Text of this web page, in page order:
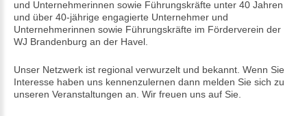
und Unternehmerinnen sowie Führungskräfte unter 40 Jahren
und über 40-jährige engagierte Unternehmer und
Unternehmerinnen sowie Führungskräfte im Förderverein der
WJ Brandenburg an der Havel.
Unser Netzwerk ist regional verwurzelt und bekannt. Wenn Sie
Interesse haben uns kennenzulernen dann melden Sie sich zu
unseren Veranstaltungen an. Wir freuen uns auf Sie.